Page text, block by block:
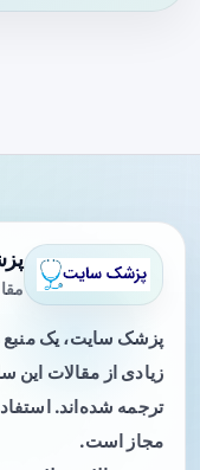
پزشک سایت، یک
زیادی از مقالات
ترجمه شده‌اند.
مجاز است.